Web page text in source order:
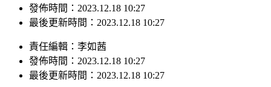
發佈時間：2023.12.18 10:27
最後更新時間：2023.12.18 10:27
責任編輯 ： 李如茜
發佈時間： 2023.12.18 10:27
最後更新時間： 2023.12.18 10:27